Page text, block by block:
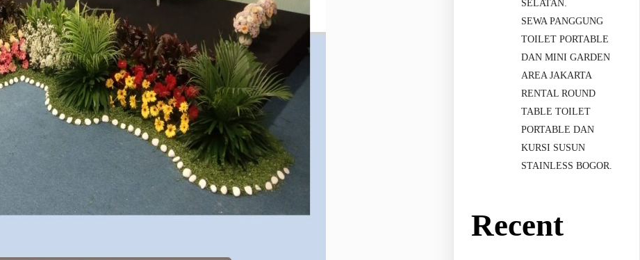
SELATAN.
SEWA PANGGUNG
TOILET PORTABLE
DAN MINI GARDEN
AREA JAKARTA
RENTAL ROUND
TABLE TOILET
PORTABLE DAN
KURSI SUSUN
STAINLESS BOGOR.
Recent